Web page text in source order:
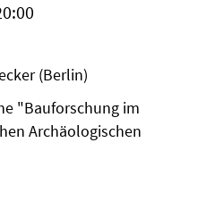
(Berlin)
"Bauforschung im
Archäologischen